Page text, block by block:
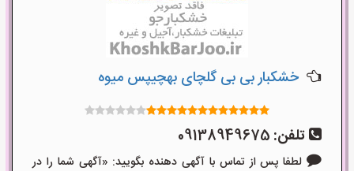
خشکبار بی بی گلچای بهچیپس میوه
تلفن: 09138949675
لطفا پس از تماس با آگهی دهنده بگویید: «آگهی شما را در